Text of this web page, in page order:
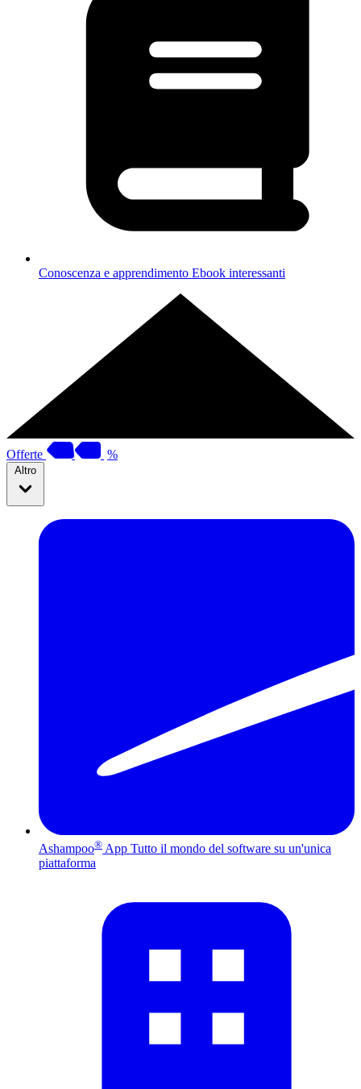
Conoscenza e apprendimento Ebook interessanti
Offerte %
Altro
Ashampoo® App Tutto il mondo del software su un'unica
piattaforma